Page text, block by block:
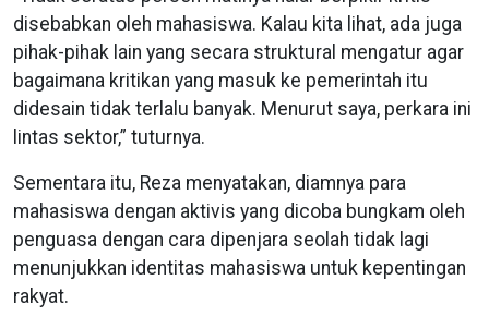
disebabkan oleh mahasiswa. Kalau kita lihat, ada juga
pihak-pihak lain yang secara struktural mengatur agar
bagaimana kritikan yang masuk ke pemerintah itu
didesain tidak terlalu banyak. Menurut saya, perkara ini
lintas sektor,” tuturnya.
Sementara itu, Reza menyatakan, diamnya para
mahasiswa dengan aktivis yang dicoba bungkam oleh
penguasa dengan cara dipenjara seolah tidak lagi
menunjukkan identitas mahasiswa untuk kepentingan
rakyat.